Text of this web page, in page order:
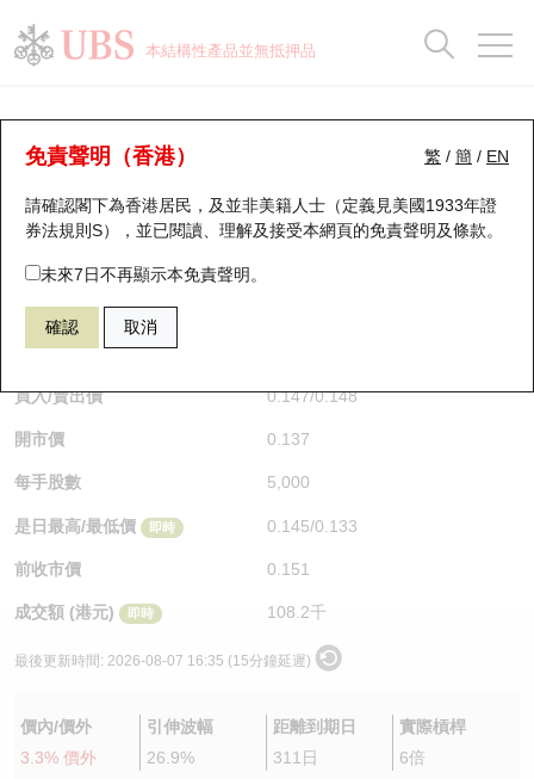
本結構性產品並無抵押品
繁 / 簡 / EN
免責聲明（香港）
請確認閣下為香港居民，及並非美籍人士（定義見美國1933年證
券法規則S），並已閱讀、理解及接受本網頁的免責聲明及條款。
未來7日不再顯示本免責聲明。
確認 取消
認股證分析儀
表現 街貨統計 比較
13794 瑞銀認購 0939 建設銀行
$0.147 0.004
買入/賣出價 0.147/0.148
開市價 0.137
每手股數 5,000
是日最高/最低價 即時 0.145/0.133
前收市價 0.151
成交額 (港元) 即時 108.2千
最後更新時間: 2026-08-07 16:35 (15分鐘延遲)
價內/價外
3.3% 價外
引伸波幅
26.9%
距離到期日
311日
實際槓桿
6倍
瑞銀認股證一覽
新發行瑞銀認股證
即將到期認股證
認股證到期結算價查詢
認股證分析儀
認股證速算機
認股證/牛熊證日誌
認股證文件及公告
街貨統計
比較
牛熊全景快搜
牛熊證搜尋
牛熊證街貨分佈圖
正股牛熊證列表
新發行瑞銀牛熊證
已收回牛熊證剩餘價值
牛熊證到期結算價查詢
牛熊證分析儀
街貨統計
比較
十大升幅/跌幅
十大認股證成交分佈
十天股證佔大市成交
資金流
街貨統計
三十大平均引伸波幅
正股分析儀
二十大活躍股份
恒指成份股
國指成份股
科指成份股
相關資產沽空
中資ETFs溢價比較
AH 股價對照
持股比重
顯示所有持股比重
每月輪證大市專題
輪證專欄
講座及教育短片
認股證投資者教育
牛熊證投資者教育
認股證牛熊證常問問題